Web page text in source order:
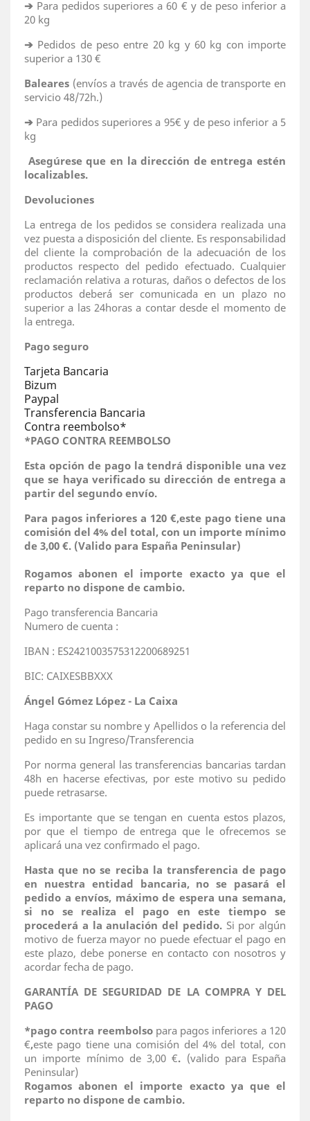
➔ Para pedidos superiores a 60 € y de peso inferior a
20 kg
➔ Pedidos de peso entre 20 kg y 60 kg con importe
superior a 130 €
Baleares (envíos a través de agencia de transporte en
servicio 48/72h.)
➔ Para pedidos superiores a 95€ y de peso inferior a 5
kg
Asegúrese que en la dirección de entrega estén
localizables.
Devoluciones
La entrega de los pedidos se considera realizada una
vez puesta a disposición del cliente. Es responsabilidad
del cliente la comprobación de la adecuación de los
productos respecto del pedido efectuado. Cualquier
reclamación relativa a roturas, daños o defectos de los
productos deberá ser comunicada en un plazo no
superior a las 24horas a contar desde el momento de
la entrega.
Pago seguro
Tarjeta Bancaria
Bizum
Paypal
Transferencia Bancaria
Contra reembolso*
*PAGO CONTRA REEMBOLSO
Esta opción de pago la tendrá disponible una vez
que se haya verificado su dirección de entrega a
partir del segundo envío.
Para pagos inferiores a 120 €,este pago tiene una
comisión del 4% del total, con un importe mínimo
de 3,00 €. (Valido para España Peninsular)
Rogamos abonen el importe exacto ya que el
reparto no dispone de cambio.
Pago transferencia Bancaria
Numero de cuenta :
IBAN : ES2421003575312200689251
BIC: CAIXESBBXXX
Ángel Gómez López - La Caixa
Haga constar su nombre y Apellidos o la referencia del
pedido en su Ingreso/Transferencia
Por norma general las transferencias bancarias tardan
48h en hacerse efectivas, por este motivo su pedido
puede retrasarse.
Es importante que se tengan en cuenta estos plazos,
por que el tiempo de entrega que le ofrecemos se
aplicará una vez confirmado el pago.
Hasta que no se reciba la transferencia de pago
en nuestra entidad bancaria, no se pasará el
pedido a envíos, máximo de espera una semana,
si no se realiza el pago en este tiempo se
procederá a la anulación del pedido. Si por algún
motivo de fuerza mayor no puede efectuar el pago en
este plazo, debe ponerse en contacto con nosotros y
acordar fecha de pago.
GARANTÍA DE SEGURIDAD DE LA COMPRA Y DEL
PAGO
*pago contra reembolso para pagos inferiores a 120
€,este pago tiene una comisión del 4% del total, con
un importe mínimo de 3,00 €. (valido para España
Peninsular)
Rogamos abonen el importe exacto ya que el
reparto no dispone de cambio.